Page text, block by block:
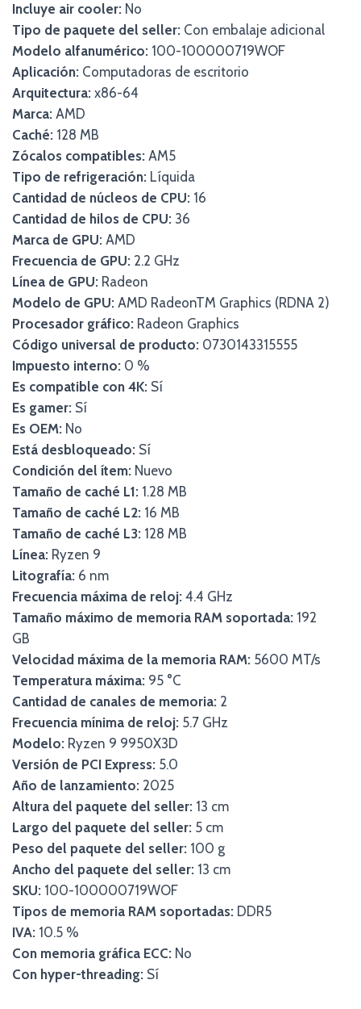
Incluye air cooler: No
Tipo de paquete del seller: Con embalaje adicional
Modelo alfanumérico: 100-100000719WOF
Aplicación: Computadoras de escritorio
Arquitectura: x86-64
Marca: AMD
Caché: 128 MB
Zócalos compatibles: AM5
Tipo de refrigeración: Líquida
Cantidad de núcleos de CPU: 16
Cantidad de hilos de CPU: 36
Marca de GPU: AMD
Frecuencia de GPU: 2.2 GHz
Línea de GPU: Radeon
Modelo de GPU: AMD RadeonTM Graphics (RDNA 2)
Procesador gráfico: Radeon Graphics
Código universal de producto: 0730143315555
Impuesto interno: 0 %
Es compatible con 4K: Sí
Es gamer: Sí
Es OEM: No
Está desbloqueado: Sí
Condición del ítem: Nuevo
Tamaño de caché L1: 1.28 MB
Tamaño de caché L2: 16 MB
Tamaño de caché L3: 128 MB
Línea: Ryzen 9
Litografía: 6 nm
Frecuencia máxima de reloj: 4.4 GHz
Tamaño máximo de memoria RAM soportada: 192
GB
Velocidad máxima de la memoria RAM: 5600 MT/s
Temperatura máxima: 95 °C
Cantidad de canales de memoria: 2
Frecuencia mínima de reloj: 5.7 GHz
Modelo: Ryzen 9 9950X3D
Versión de PCI Express: 5.0
Año de lanzamiento: 2025
Altura del paquete del seller: 13 cm
Largo del paquete del seller: 5 cm
Peso del paquete del seller: 100 g
Ancho del paquete del seller: 13 cm
SKU: 100-100000719WOF
Tipos de memoria RAM soportadas: DDR5
IVA: 10.5 %
Con memoria gráfica ECC: No
Con hyper-threading: Sí